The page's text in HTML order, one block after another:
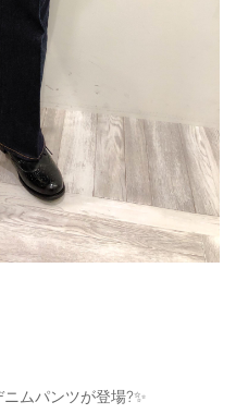
ムパンツが登場?✨